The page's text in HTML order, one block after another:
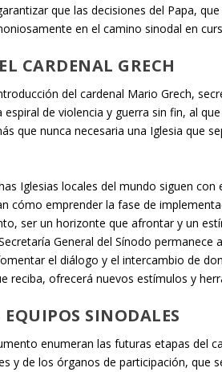
que las decisiones del Papa,
en el camino sinodal en
CARDENAL GRECH
del cardenal Mario Grech,
de violencia y guerra sin fin, al
que nunca necesaria una Iglesia que
Iglesias locales del mundo siguen
cómo emprender la fase de
ser un horizonte que afrontar y un
General del Sínodo
el diálogo y el intercambio de
reciba, ofrecerá nuevos estímulos y
SINODALES
enumeran las futuras etapas del
y de los órganos de participación, que